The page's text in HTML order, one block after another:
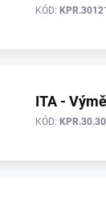
KÓD:
ITA -
KÓD: